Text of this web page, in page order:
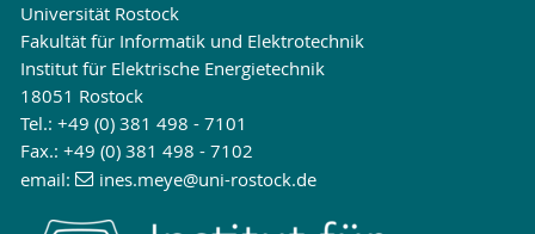
Universität Rostock
Fakultät für Informatik und Elektrotechnik
Institut für Elektrische Energietechnik
18051 Rostock
Tel.: +49 (0) 381 498 - 7101
Fax.: +49 (0) 381 498 - 7102
email:
ines.meye@uni-rostock.de